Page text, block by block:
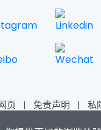
页 | 免责声明 | 私